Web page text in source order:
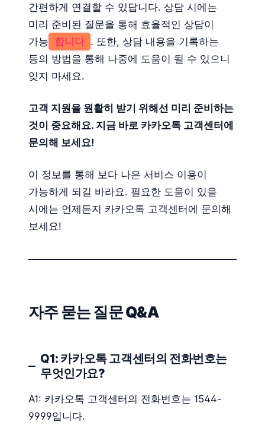
간편하게 연결할 수 있답니다. 상담 시에는
미리 준비된 질문을 통해 효율적인 상담이
가능 합니다 . 또한, 상담 내용을 기록하는
등의 방법을 통해 나중에 도움이 될 수 있으니
잊지 마세요.
고객 지원을 원활히 받기 위해선 미리 준비하는
것이 중요해요. 지금 바로 카카오톡 고객센터에
문의해 보세요!
이 정보를 통해 보다 나은 서비스 이용이
가능하게 되길 바라요. 필요한 도움이 있을
시에는 언제든지 카카오톡 고객센터에 문의해
보세요!
자주 묻는 질문 Q&A
Q1: 카카오톡 고객센터의 전화번호는
무엇인가요?
A1: 카카오톡 고객센터의 전화번호는 1544-
9999입니다.